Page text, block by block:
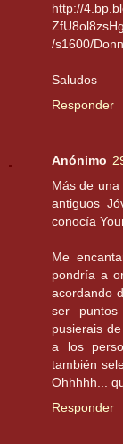
http://
/s1600/
Saludos
Responder
Anónimo
Más de
antiguos
conocía
Me
pondría a
acordando
ser
pusierais
a los
también
Ohhhhh...
Responder